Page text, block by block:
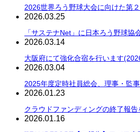
2026世界ろう野球大会に向けた第
2026.03.25
「サステナNet」に日本ろう野球協
2026.03.14
大阪府にて強化合宿を行います
2026.03.04
2025年度定時社員総会、理事・監
2026.01.23
クラウドファンディングの終了報
2026.01.16